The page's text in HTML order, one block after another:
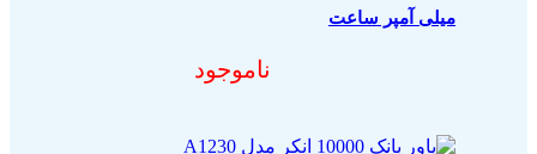
میلی آمپر ساعت
ناموجود